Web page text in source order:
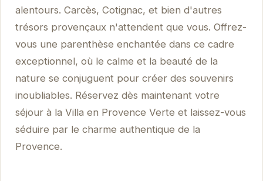
alentours. Carcès, Cotignac, et bien d'autres
trésors provençaux n'attendent que vous. Offrez-
vous une parenthèse enchantée dans ce cadre
exceptionnel, où le calme et la beauté de la
nature se conjuguent pour créer des souvenirs
inoubliables. Réservez dès maintenant votre
séjour à la Villa en Provence Verte et laissez-vous
séduire par le charme authentique de la
Provence.